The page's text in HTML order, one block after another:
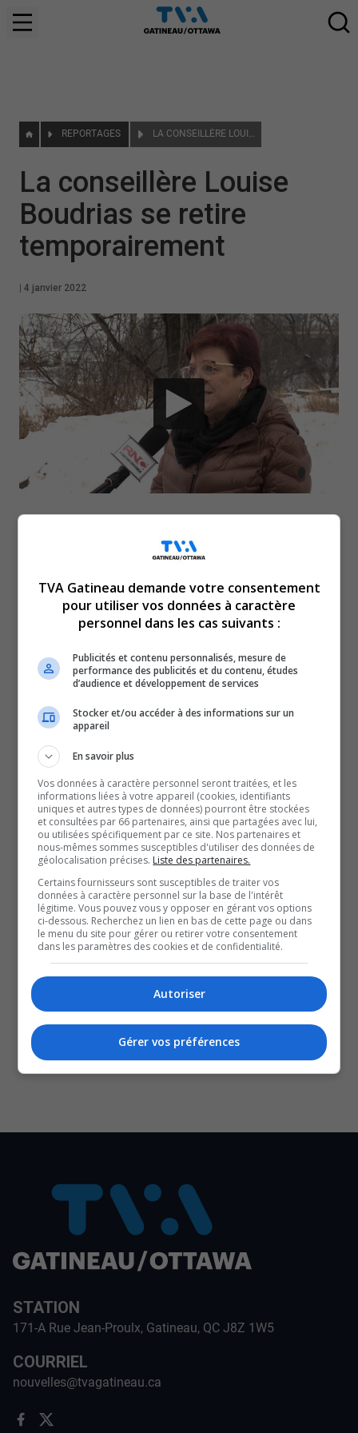
REPORTAGES LA CONSEILLÈRE LOUISE BOUDRIAS SE RETIRE TEMPORAIREMENT
La conseillère Louise
Boudrias se retire
temporairement
4 janvier 2022
Boudrias se retire temporairement pour combattre un
La conseillère du Parc-de-la- Montagne-Saint-Raymond
est actuellement hospitalisée.
Mme Boudrias serait atteinte d’un cancer des poumons.
Elle doit consacrer toutes ses énergies à son
rétablissement et doit donc se retirer temporairement de
la vie politique.
C’est ce qui a été mentionné dans un communiqué
préparé par sa famille.
Ses proches ajoutent que la dernière année n’a pas été
facile pour Mme Boudrias, qui est âgée de 61 ans.
Les prochaines semaines s’annoncent encore plus
éprouvantes, selon sa famille.
Le conseil municipal de Gatineau a d’ailleurs tenu mardi
matin une réunion d’urgence, pour redistribuer ses
tâches, dont celle de mairesse suppléante.
Pour l’instant, le conseiller Jocelyn Blondin sera
responsable des dossiers du district Parc-de-la-
remplacera Mme Boudrias à titre de maire suppléant.
SOUTENIR NOS MÉDIAS, C’EST PROTÉGER NOTRE
CULTURE ET NOTRE ÉCONOMIE
STATION
171-A Rue Jean-Proulx, Gatineau, QC J8Z 1W5
COURRIEL
nouvelles@tvagatineau.ca
TVA Gatineau demande votre consentement
pour utiliser vos données à caractère
personnel dans les cas suivants :
Publicités et contenu personnalisés, mesure de
performance des publicités et du contenu, études
d’audience et développement de services
Stocker et/ou accéder à des informations sur un
appareil
En savoir plus
Vos données à caractère personnel seront traitées, et les
informations liées à votre appareil (cookies, identifiants
uniques et autres types de données) pourront être stockées
et consultées par 66 partenaires, ainsi que partagées avec lui,
ou utilisées spécifiquement par ce site. Nos partenaires et
nous-mêmes sommes susceptibles d'utiliser des données de
géolocalisation précises. Liste des partenaires.
Certains fournisseurs sont susceptibles de traiter vos
données à caractère personnel sur la base de l'intérêt
légitime. Vous pouvez vous y opposer en gérant vos options
ci-dessous. Recherchez un lien en bas de cette page ou dans
le menu du site pour gérer ou retirer votre consentement
dans les paramètres des cookies et de confidentialité.
Autoriser
Gérer vos préférences